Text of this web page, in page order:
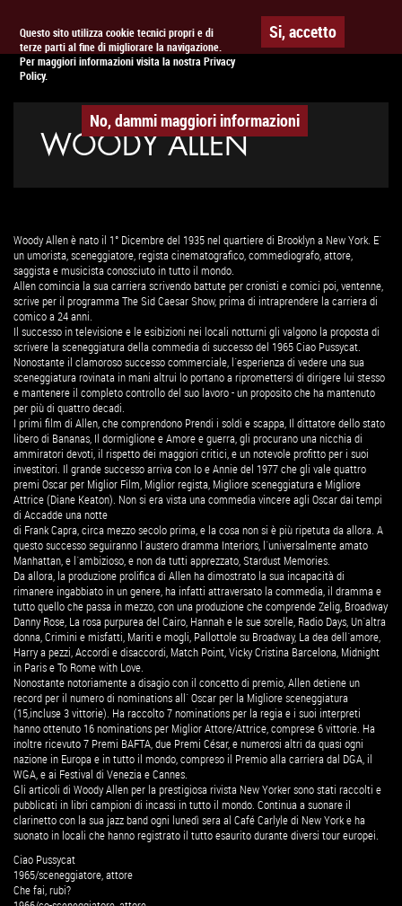
Questo sito utilizza cookie tecnici propri e di
terze parti al fine di migliorare la navigazione.
Per maggiori informazioni visita la nostra Privacy
Policy.
Si, accetto
No, dammi maggiori informazioni
APPUNTAMENTO AL CINEMA
WOODY ALLEN
Woody Allen è nato il 1° Dicembre del 1935 nel quartiere di Brooklyn a New York. E´
un umorista, sceneggiatore, regista cinematografico, commediografo, attore,
saggista e musicista conosciuto in tutto il mondo.
Allen comincia la sua carriera scrivendo battute per cronisti e comici poi, ventenne,
scrive per il programma The Sid Caesar Show, prima di intraprendere la carriera di
comico a 24 anni.
Il successo in televisione e le esibizioni nei locali notturni gli valgono la proposta di
scrivere la sceneggiatura della commedia di successo del 1965 Ciao Pussycat.
Nonostante il clamoroso successo commerciale, l´esperienza di vedere una sua
sceneggiatura rovinata in mani altrui lo portano a ripromettersi di dirigere lui stesso
e mantenere il completo controllo del suo lavoro - un proposito che ha mantenuto
per più di quattro decadi.
I primi film di Allen, che comprendono Prendi i soldi e scappa, Il dittatore dello stato
libero di Bananas, Il dormiglione e Amore e guerra, gli procurano una nicchia di
ammiratori devoti, il rispetto dei maggiori critici, e un notevole profitto per i suoi
investitori. Il grande successo arriva con Io e Annie del 1977 che gli vale quattro
premi Oscar per Miglior Film, Miglior regista, Migliore sceneggiatura e Migliore
Attrice (Diane Keaton). Non si era vista una commedia vincere agli Oscar dai tempi
di Accadde una notte
di Frank Capra, circa mezzo secolo prima, e la cosa non si è più ripetuta da allora. A
questo successo seguiranno l´austero dramma Interiors, l´universalmente amato
Manhattan, e l´ambizioso, e non da tutti apprezzato, Stardust Memories.
Da allora, la produzione prolifica di Allen ha dimostrato la sua incapacità di
rimanere ingabbiato in un genere, ha infatti attraversato la commedia, il dramma e
tutto quello che passa in mezzo, con una produzione che comprende Zelig, Broadway
Danny Rose, La rosa purpurea del Cairo, Hannah e le sue sorelle, Radio Days, Un´altra
donna, Crimini e misfatti, Mariti e mogli, Pallottole su Broadway, La dea dell´amore,
Harry a pezzi, Accordi e disaccordi, Match Point, Vicky Cristina Barcelona, Midnight
in Paris e To Rome with Love.
Nonostante notoriamente a disagio con il concetto di premio, Allen detiene un
record per il numero di nominations all´ Oscar per la Migliore sceneggiatura
(15,incluse 3 vittorie). Ha raccolto 7 nominations per la regia e i suoi interpreti
hanno ottenuto 16 nominations per Miglior Attore/Attrice, comprese 6 vittorie. Ha
inoltre ricevuto 7 Premi BAFTA, due Premi César, e numerosi altri da quasi ogni
nazione in Europa e in tutto il mondo, compreso il Premio alla carriera dal DGA, il
WGA, e ai Festival di Venezia e Cannes.
Gli articoli di Woody Allen per la prestigiosa rivista New Yorker sono stati raccolti e
pubblicati in libri campioni di incassi in tutto il mondo. Continua a suonare il
clarinetto con la sua jazz band ogni lunedì sera al Café Carlyle di New York e ha
suonato in locali che hanno registrato il tutto esaurito durante diversi tour europei.
Ciao Pussycat
1965/sceneggiatore, attore
Che fai, rubi?